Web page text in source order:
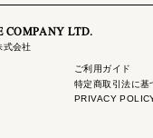
COMPANY LTD.
式会社
ご利用ガイド
特定商取引法に基
PRIVACY